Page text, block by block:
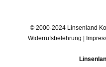
© 2000-2024 Linsenland
Widerrufsbelehrung |